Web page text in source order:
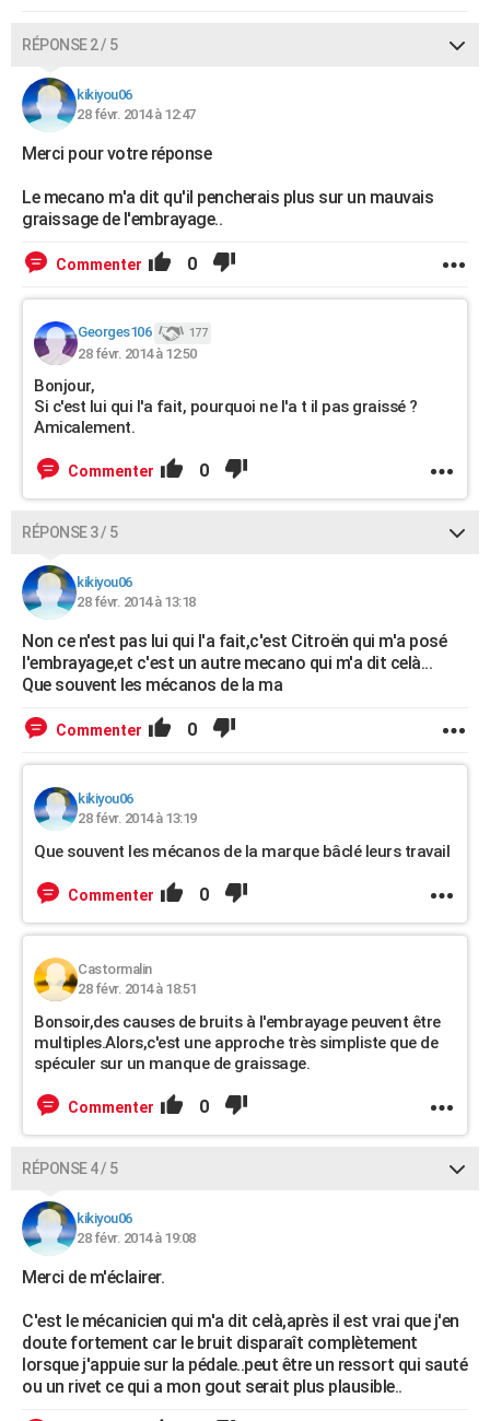
RÉPONSE 2 / 5
kikiyou06
28 févr. 2014 à 12:47
Merci pour votre réponse
Le mecano m'a dit qu'il pencherais plus sur un mauvais
graissage de l'embrayage..
Commenter 0
Georges106 177
28 févr. 2014 à 12:50
Bonjour,
Si c'est lui qui l'a fait, pourquoi ne l'a t il pas graissé ?
Amicalement.
Commenter 0
RÉPONSE 3 / 5
kikiyou06
28 févr. 2014 à 13:18
Non ce n'est pas lui qui l'a fait,c'est Citroën qui m'a posé
l'embrayage,et c'est un autre mecano qui m'a dit celà...
Que souvent les mécanos de la ma
Commenter 0
kikiyou06
28 févr. 2014 à 13:19
Que souvent les mécanos de la marque bâclé leurs travail
Commenter 0
Castormalin
28 févr. 2014 à 18:51
Bonsoir,des causes de bruits à l'embrayage peuvent être
multiples.Alors,c'est une approche très simpliste que de
spéculer sur un manque de graissage.
Commenter 0
RÉPONSE 4 / 5
kikiyou06
28 févr. 2014 à 19:08
Merci de m'éclairer.
C'est le mécanicien qui m'a dit celà,après il est vrai que j'en
doute fortement car le bruit disparaît complètement
lorsque j'appuie sur la pédale..peut être un ressort qui sauté
ou un rivet ce qui a mon gout serait plus plausible..